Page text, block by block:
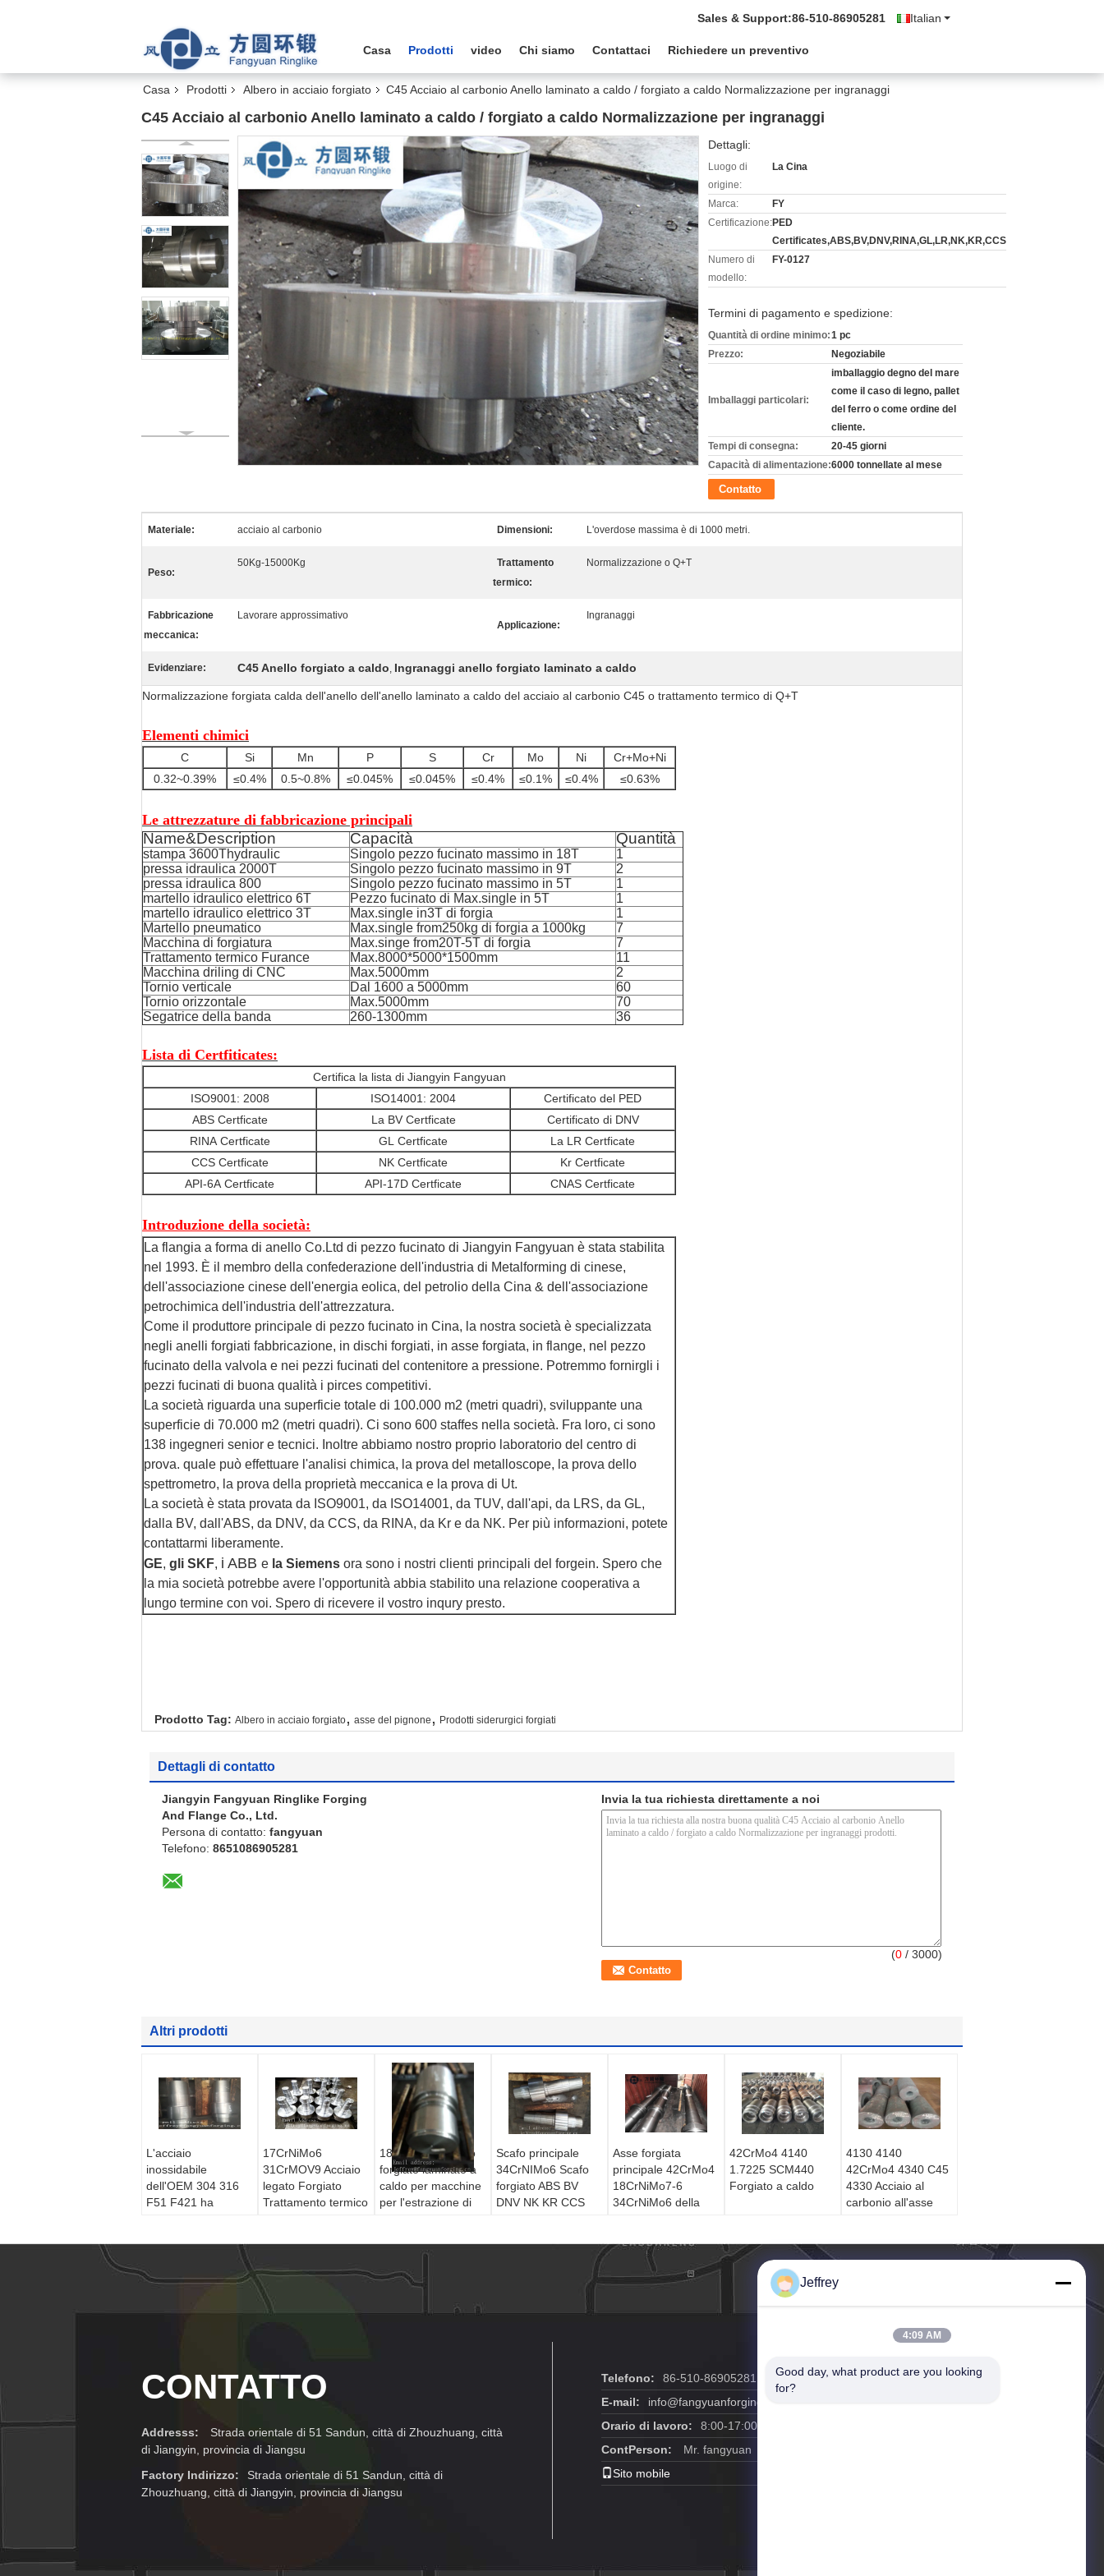
Italian
Sales & Support:86-510-86905281
Casa Prodotti video Chi siamo Contattaci Richiedere un preventivo
Casa Prodotti Albero in acciaio forgiato C45 Acciaio al carbonio Anello laminato a caldo / forgiato a caldo Normalizzazione per ingranaggi
C45 Acciaio al carbonio Anello laminato a caldo / forgiato a caldo Normalizzazione per ingranaggi
Dettagli:
Luogo di
origine:
La Cina
Marca:
FY
Certificazione:PED
Certificates,ABS,BV,DNV,RINA,GL,LR,NK,KR,CCS
Numero di
modello:
FY-0127
Termini di pagamento e spedizione:
Quantità di ordine minimo:1 pc
Prezzo:
Negoziabile
Imballaggi particolari:
imballaggio degno del mare
come il caso di legno, pallet
del ferro o come ordine del
cliente.
Tempi di consegna:
20-45 giorni
Capacità di alimentazione:6000 tonnellate al mese
Contatto
Materiale: acciaio al carbonio Dimensioni: L'overdose massima è di 1000 metri.
Peso:
50Kg-15000Kg
Trattamento
termico:
Normalizzazione o Q+T
Fabbricazione
meccanica:
Lavorare approssimativo
Applicazione:
Ingranaggi
Evidenziare: C45 Anello forgiato a caldo, Ingranaggi anello forgiato laminato a caldo
Normalizzazione forgiata calda dell'anello dell'anello laminato a caldo del acciaio al carbonio C45 o trattamento termico di Q+T
Elementi chimici
C Si Mn P S Cr Mo Ni
Cr+Mo+Ni
0.32~0.39%
≤0.4% 0.5~0.8% ≤0.045% ≤0.045% ≤0.4% ≤0.1% ≤0.4% ≤0.63%
Le attrezzature di fabbricazione principali
Name&Description Capacità Quantità
stampa 3600Thydraulic Singolo pezzo fucinato massimo in 18T
1
pressa idraulica 2000T
Singolo pezzo fucinato massimo in 9T
2
pressa idraulica 800
Singolo pezzo fucinato massimo in 5T
1
martello idraulico elettrico 6T
Pezzo fucinato di Max.single in 5T
1
martello idraulico elettrico 3T
Max.single in3T di forgia
1
Martello pneumatico
Max.single from250kg di forgia a 1000kg
7
Macchina di forgiatura
Max.singe from20T-5T di forgia
7
Trattamento termico Furance
Max.8000*5000*1500mm
11
Macchina driling di CNC
Max.5000mm
2
Tornio verticale
Dal 1600 a 5000mm
60
Tornio orizzontale
Max.5000mm
70
Segatrice della banda
260-1300mm 36
Lista di Certfiticates:
Certifica la lista di Jiangyin Fangyuan
ISO9001: 2008
ISO14001: 2004
Certificato del PED
ABS Certficate
La BV Certficate
Certificato di DNV
RINA Certficate
GL Certficate
La LR Certficate
CCS Certficate
NK Certficate
Kr Certficate
API-6A Certficate
API-17D Certficate CNAS Certficate
Introduzione della società:
La flangia a forma di anello Co.Ltd di pezzo fucinato di Jiangyin Fangyuan è stata stabilita
nel 1993. È il membro della confederazione dell'industria di Metalforming di cinese,
dell'associazione cinese dell'energia eolica, del petrolio della Cina & dell'associazione
petrochimica dell'industria dell'attrezzatura.
Come il produttore principale di pezzo fucinato in Cina, la nostra società è specializzata
negli anelli forgiati fabbricazione, in dischi forgiati, in asse forgiata, in flange, nel pezzo
fucinato della valvola e nei pezzi fucinati del contenitore a pressione. Potremmo fornirgli i
pezzi fucinati di buona qualità i pirces competitivi.
La società riguarda una superficie totale di 100.000 m2 (metri quadri), sviluppante una
superficie di 70.000 m2 (metri quadri). Ci sono 600 staffes nella società. Fra loro, ci sono
138 ingegneri senior e tecnici. Inoltre abbiamo nostro proprio laboratorio del centro di
prova. quale può effettuare l'analisi chimica, la prova del metalloscope, la prova dello
spettrometro, la prova della proprietà meccanica e la prova di Ut.
La società è stata provata da ISO9001, da ISO14001, da TUV, dall'api, da LRS, da GL,
dalla BV, dall'ABS, da DNV, da CCS, da RINA, da Kr e da NK. Per più informazioni, potete
contattarmi liberamente.
GE, gli SKF, i ABB e la Siemens ora sono i nostri clienti principali del forgein. Spero che
la mia società potrebbe avere l'opportunità abbia stabilito una relazione cooperativa a
lungo termine con voi. Spero di ricevere il vostro inqury presto.
Prodotto Tag: Albero in acciaio forgiato, asse del pignone , Prodotti siderurgici forgiati
Dettagli di contatto
Jiangyin Fangyuan Ringlike Forging
And Flange Co., Ltd.
Persona di contatto: fangyuan
Telefono: 8651086905281
Invia la tua richiesta direttamente a noi
(0 / 3000)
Altri prodotti
L'acciaio
inossidabile
dell'OEM 304 316
F51 F421 ha
17CrNiMo6
31CrMOV9 Acciaio
legato Forgiato
Trattamento termico
18CrNiMo7-6 Arco
forgiato laminato a
caldo per macchine
per l'estrazione di
Scafo principale
34CrNIMo6 Scafo
forgiato ABS BV
DNV NK KR CCS
Asse forgiata
principale 42CrMo4
18CrNiMo7-6
34CrNiMo6 della
42CrMo4 4140
1.7225 SCM440
Forgiato a caldo
4130 4140
42CrMo4 4340 C45
4330 Acciaio al
carbonio all'asse
CONTATTO
Addresss:
Strada orientale di 51 Sandun, città di Zhouzhuang, città
di Jiangyin, provincia di Jiangsu
Factory Indirizzo:
Strada orientale di 51 Sandun, città di
Zhouzhuang, città di Jiangyin, provincia di Jiangsu
Telefono:
86-510-86905281
E-mail:
info@fangyuanforging.cn
Orario di lavoro:
8:00-17:00
ContPerson:
Mr. fangyuan
Sito mobile
Jeffrey
4:09 AM
Good day, what product are you looking
for?